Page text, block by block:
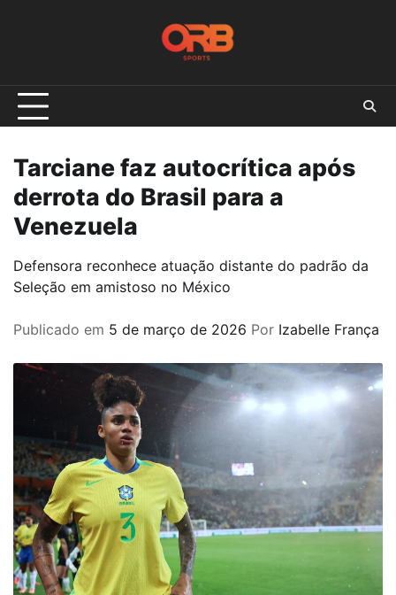
Tarciane faz autocrítica após
derrota do Brasil para a
Venezuela
Defensora reconhece atuação distante do padrão da
Seleção em amistoso no México
Publicado em 5 de março de 2026 Por Izabelle França